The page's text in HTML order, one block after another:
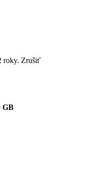
roky. Zrušiť
GB